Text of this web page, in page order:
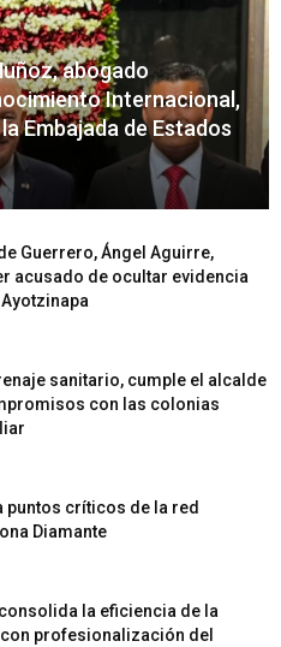
abogado
Internacional,
Embajada de Estados
Guerrero, Ángel Aguirre,
acusado de ocultar evidencia
sanitario, cumple el alcalde
con las colonias
puntos críticos de la red
Diamante
la eficiencia de la
profesionalización del